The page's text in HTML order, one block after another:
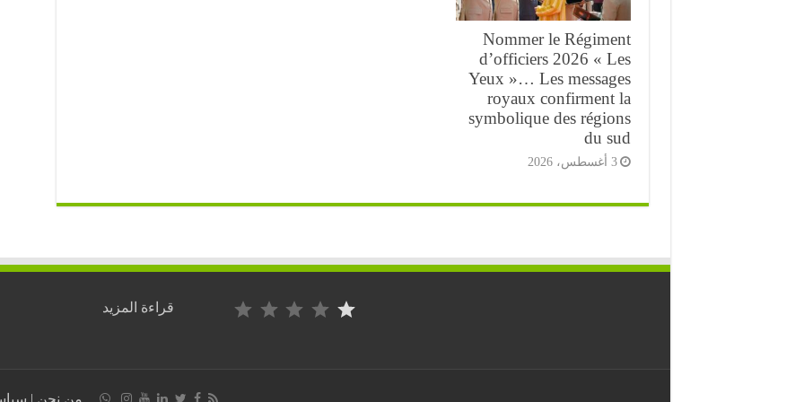
Nommer le Régiment
d’officiers 2026 « Les
Yeux »… Les messages
royaux confirment la
symbolique des régions
du sud
3 أغسطس، 2026
قراءة المزيد
مشروعا
من نحن |